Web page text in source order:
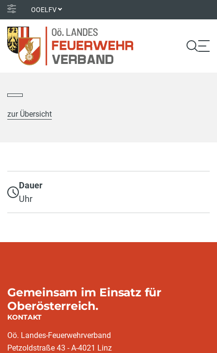
OOELFV
zur Übersicht
Dauer
Uhr
Gemeinsam im Einsatz für
Oberösterreich.
KONTAKT
Oö. Landes-Feuerwehrverband
Petzoldstraße 43 - A-4021 Linz